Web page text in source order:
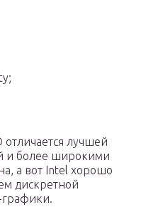
отличается лучшей
и более широкими
а вот Intel хорошо
дискретной
графики.